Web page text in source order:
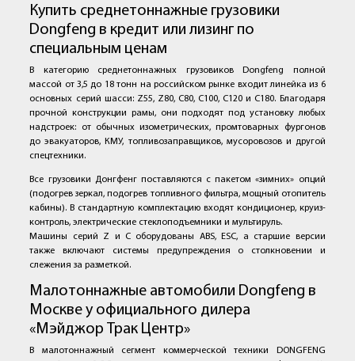
Купить среднетоннажные грузовики
Dongfeng в кредит или лизинг по
специальным ценам
В категорию среднетоннажных грузовиков Dongfeng полной
массой от 3,5 до 18 тонн на российском рынке входит линейка из 6
основных серий шасси: Z55, Z80, C80, C100, C120 и C180. Благодаря
прочной конструкции рамы, они подходят под установку любых
надстроек: от обычных изометрических, промтоварных фургонов
до эвакуаторов, КМУ, топливозаправщиков, мусоровозов и другой
спецтехники.
Все грузовики Донгфенг поставляются с пакетом «зимних» опций
(подогрев зеркал, подогрев топливного фильтра, мощный отопитель
кабины). В стандартную комплектацию входят кондиционер, круиз-
контроль, электрические стеклоподъемники и мультируль.
Машины серий Z и С оборудованы ABS, ESC, а старшие версии
также включают системы предупреждения о столкновении и
слежения за разметкой.
Малотоннажные автомобили Dongfeng в
Москве у официального дилера
«Мэйджор Трак Центр»
В малотоннажный сегмент коммерческой техники DONGFENG